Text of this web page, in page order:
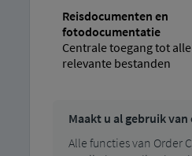
Reisdocumenten en
fotodocumentatie
Centrale toegang tot alle
relevante bestanden
Maakt u al gebruik van
Alle functies van Order